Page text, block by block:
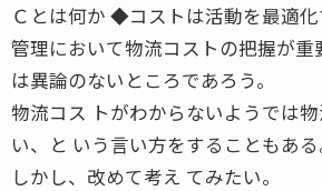
Ｃとは何か ◆コストは活動を最適
管理において物流コストの把握が重
は異論のないところであろう。
物流コス トがわからないようでは
い、と いう言い方をすることもある
しかし、改めて考え てみたい。